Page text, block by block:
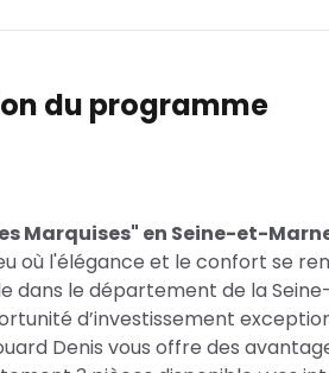
du programme
Marquises" en Seine-et-
où l'élégance et le confort se
dans le département de la
d’investissement
Denis vous offre des